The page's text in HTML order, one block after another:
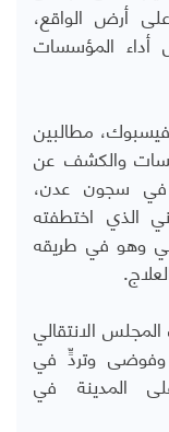
أرض الواقع،
أداء المؤسسات
مطالبين
والكشف عن
في سجون عدن،
الذي اختطفته
وهو في طريقه
الانتقالي
وفوضى وتردٍّ في
المدينة في